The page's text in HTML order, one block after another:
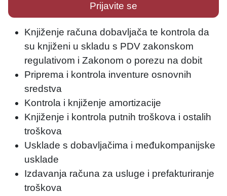
Prijavite se
Knjiženje računa dobavljača te kontrola da
su knjiženi u skladu s PDV zakonskom
regulativom i Zakonom o porezu na dobit
Priprema i kontrola inventure osnovnih
sredstva
Kontrola i knjiženje amortizacije
Knjiženje i kontrola putnih troškova i ostalih
troškova
Usklade s dobavljačima i međukompanijske
usklade
Izdavanja računa za usluge i prefakturiranje
troškova